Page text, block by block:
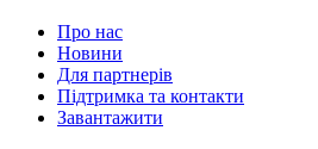
Про нас
Новини
Для партнерів
Підтримка та контакти
Завантажити